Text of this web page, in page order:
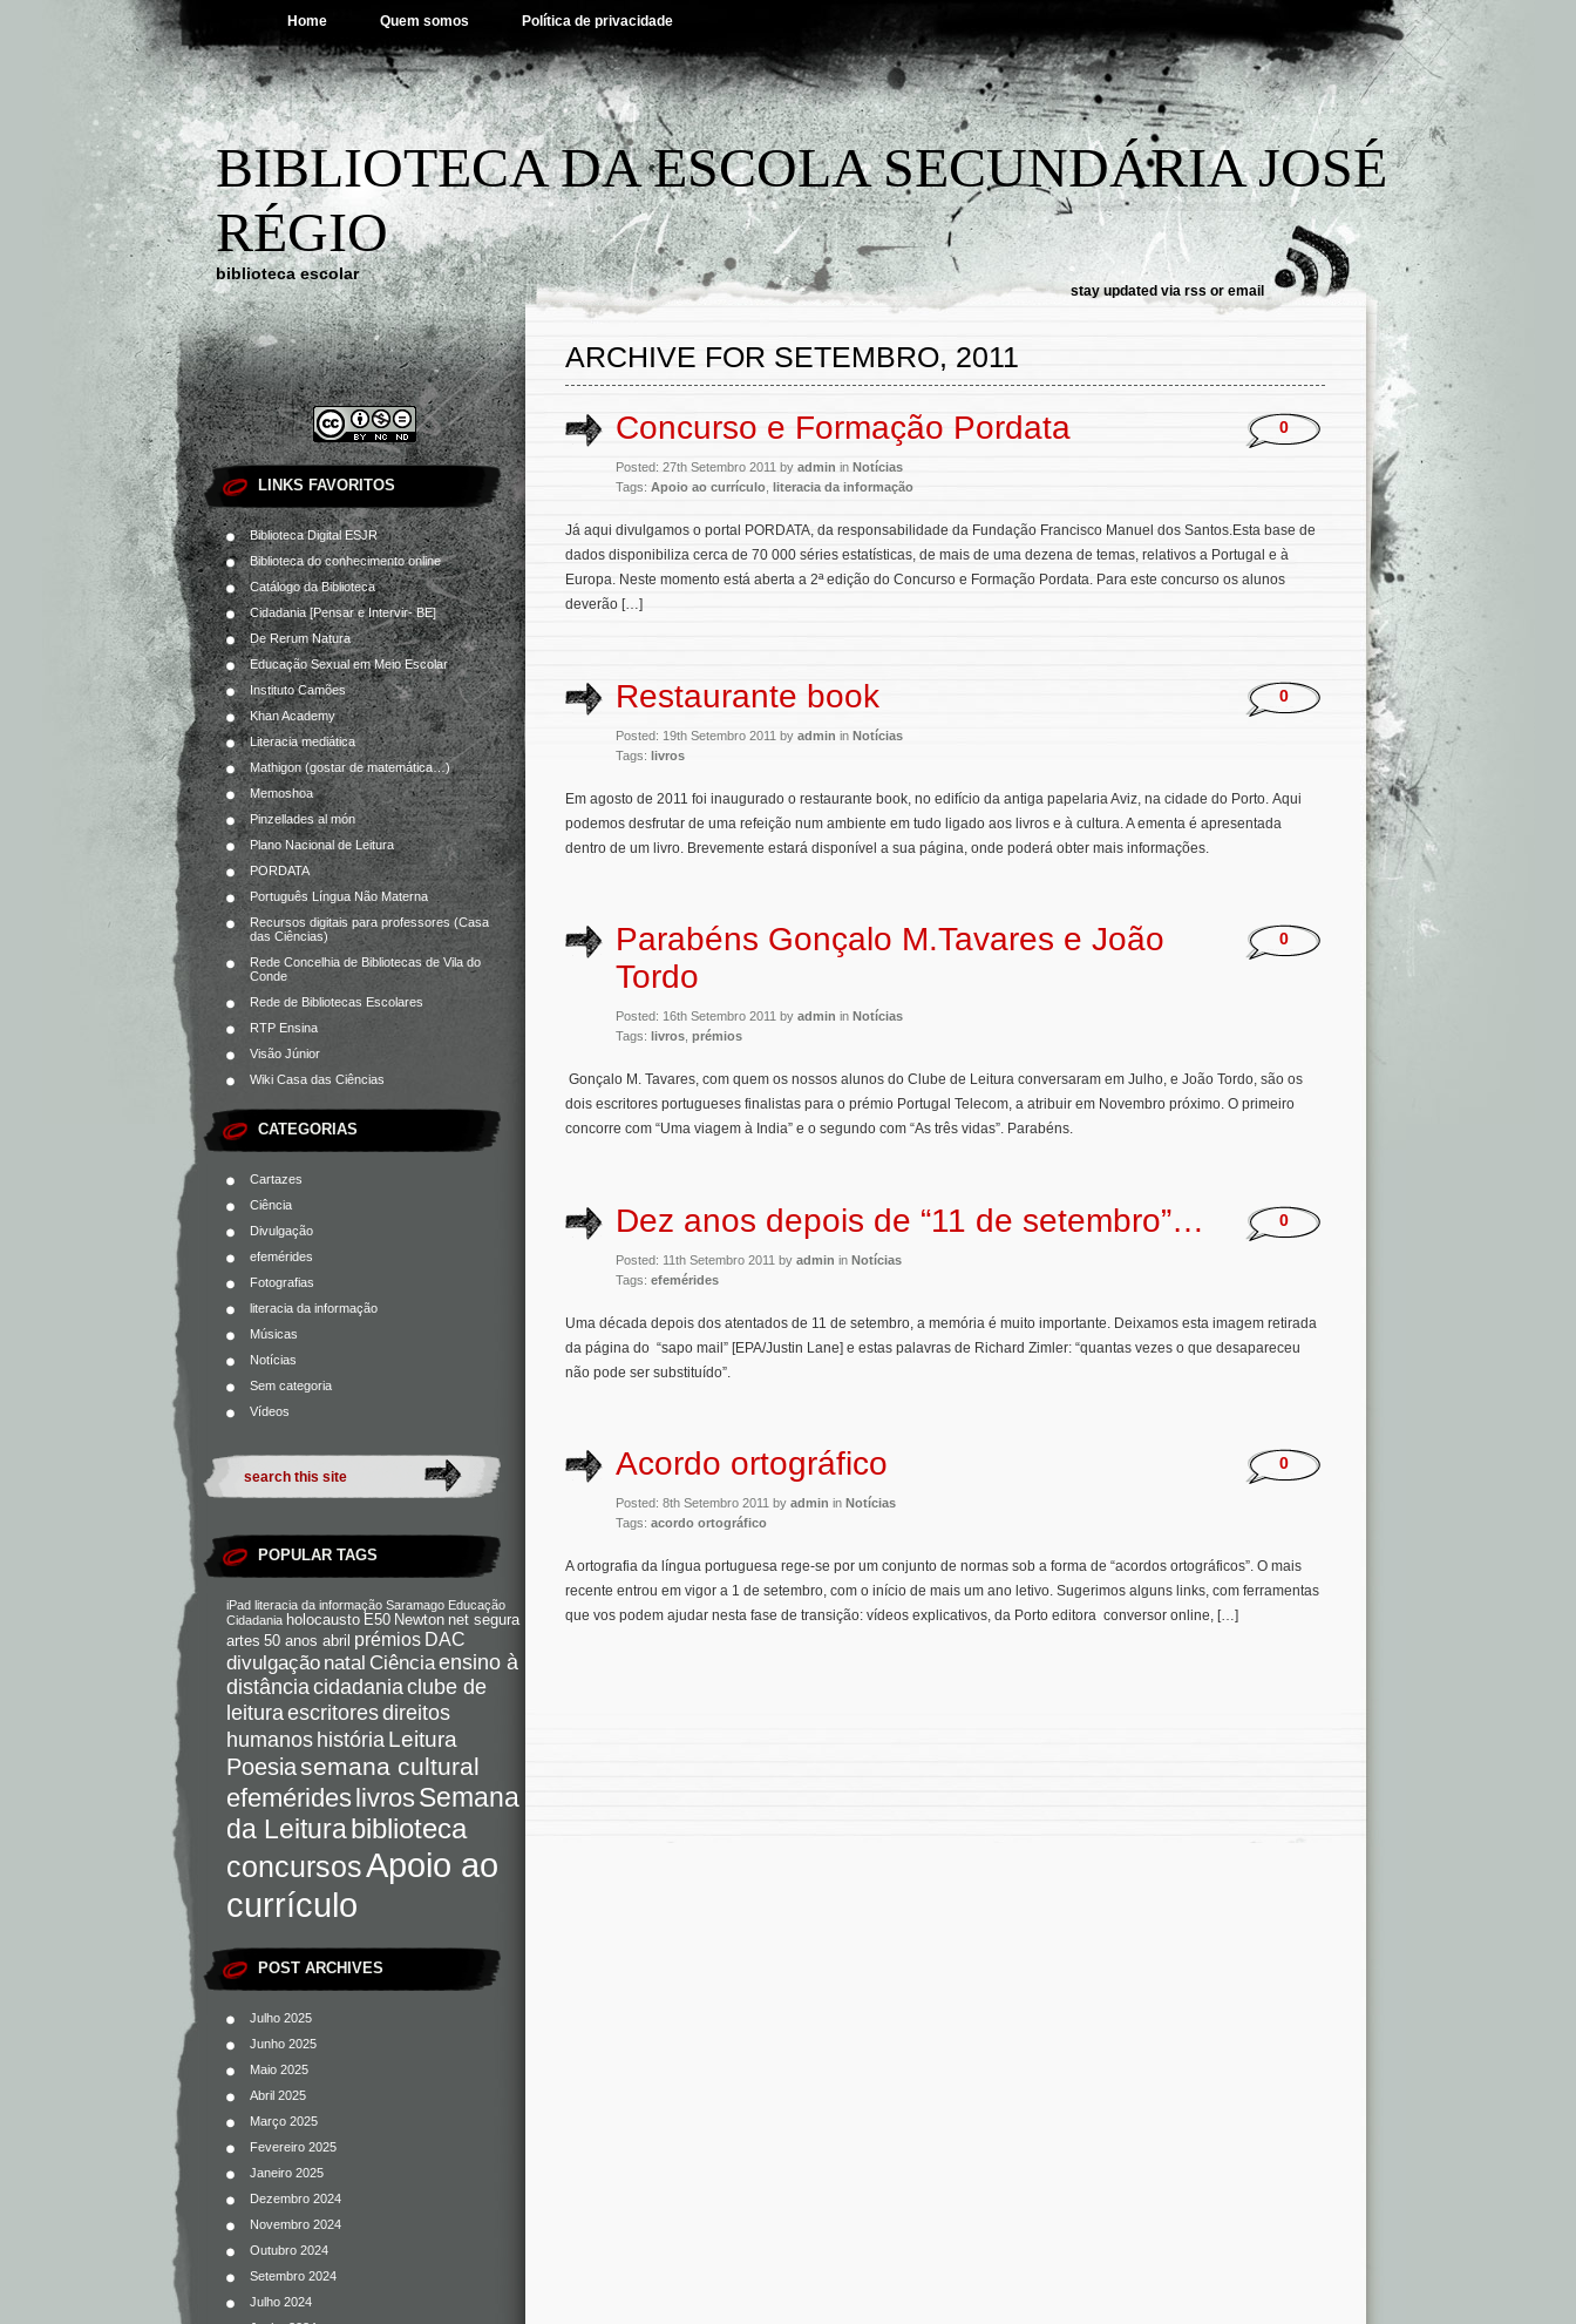
Home Quem somos Política de privacidade
BIBLIOTECA DA ESCOLA SECUNDÁRIA JOSÉ
RÉGIO
biblioteca escolar
stay updated via rss or email
LINKS FAVORITOS
Biblioteca Digital ESJR
Biblioteca do conhecimento online
Catálogo da Biblioteca
Cidadania [Pensar e Intervir- BE]
De Rerum Natura
Educação Sexual em Meio Escolar
Instituto Camões
Khan Academy
Literacia mediática
Mathigon (gostar de matemática…)
Memoshoa
Pinzellades al món
Plano Nacional de Leitura
PORDATA
Português Língua Não Materna
Recursos digitais para professores (Casa
das Ciências)
Rede Concelhia de Bibliotecas de Vila do
Conde
Rede de Bibliotecas Escolares
RTP Ensina
Visão Júnior
Wiki Casa das Ciências
CATEGORIAS
Cartazes
Ciência
Divulgação
efemérides
Fotografias
literacia da informação
Músicas
Notícias
Sem categoria
Vídeos
POPULAR TAGS
iPad literacia da informação Saramago Educação
Cidadania holocausto E50 Newton net segura
artes 50 anos abril prémios DAC
divulgação natal Ciênciaensino à
distânciacidadaniaclube de
leituraescritoresdireitos
humanoshistória Leitura
Poesiasemana cultural
efemérideslivrosSemana
da Leiturabiblioteca
concursosApoio ao
currículo
POST ARCHIVES
Julho 2025
Junho 2025
Maio 2025
Abril 2025
Março 2025
Fevereiro 2025
Janeiro 2025
Dezembro 2024
Novembro 2024
Outubro 2024
Setembro 2024
Julho 2024
ARCHIVE FOR SETEMBRO, 2011
Concurso e Formação Pordata
Posted: 27th Setembro 2011 by admin in Notícias
Tags: Apoio ao currículo literacia da informação
0
Já aqui divulgamos o portal PORDATA, da responsabilidade da Fundação Francisco Manuel dos Santos.Esta base de
dados disponibiliza cerca de 70 000 séries estatísticas, de mais de uma dezena de temas, relativos a Portugal e à
Europa. Neste momento está aberta a 2ª edição do Concurso e Formação Pordata. Para este concurso os alunos
deverão […]
Restaurante book
Posted: 19th Setembro 2011 by admin in Notícias
Tags: livros
0
Em agosto de 2011 foi inaugurado o restaurante book, no edifício da antiga papelaria Aviz, na cidade do Porto. Aqui
podemos desfrutar de uma refeição num ambiente em tudo ligado aos livros e à cultura. A ementa é apresentada
dentro de um livro. Brevemente estará disponível a sua página, onde poderá obter mais informações.
Parabéns Gonçalo M.Tavares e João
Tordo
Posted: 16th Setembro 2011 by admin in Notícias
Tags: livros prémios
0
Gonçalo M. Tavares, com quem os nossos alunos do Clube de Leitura conversaram em Julho, e João Tordo, são os
dois escritores portugueses finalistas para o prémio Portugal Telecom, a atribuir em Novembro próximo. O primeiro
concorre com “Uma viagem à India” e o segundo com “As três vidas”. Parabéns.
Dez anos depois de “11 de setembro”…
Posted: 11th Setembro 2011 by admin in Notícias
Tags: efemérides
0
Uma década depois dos atentados de 11 de setembro, a memória é muito importante. Deixamos esta imagem retirada
da página do “sapo mail” [EPA/Justin Lane] e estas palavras de Richard Zimler: “quantas vezes o que desapareceu
não pode ser substituído”.
Acordo ortográfico
Posted: 8th Setembro 2011 by admin in Notícias
Tags: acordo ortográfico
0
A ortografia da língua portuguesa rege-se por um conjunto de normas sob a forma de “acordos ortográficos”. O mais
recente entrou em vigor a 1 de setembro, com o início de mais um ano letivo. Sugerimos alguns links, com ferramentas
que vos podem ajudar nesta fase de transição: vídeos explicativos, da Porto editora conversor online, […]